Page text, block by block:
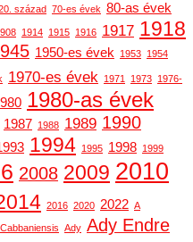
század 70-es évek 80-as évek
1914 1915 1916 1917 1918
1950-es évek 1953 1954
1970-es évek 1971 1973 1976-
1980-as évek
1987 1988 1989 1990
1994 1995 1998 1999
2008 2009 2010
2016 2020 2022 A
Ady Ady Endre